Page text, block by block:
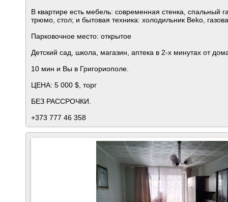
В квартире есть мебель: современная стенка, спальный
трюмо, стол; и бытовая техника: холодильник Beko,
Парковочное место: открытое
Детский сад, школа, магазин, аптека в 2-х минутах от
10 мин и Вы в Григориополе.
ЦЕНА: 5 000 $, торг
БЕЗ РАССРОЧКИ.
+373 777 46 358